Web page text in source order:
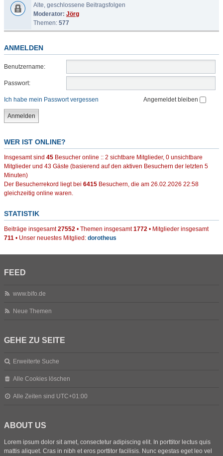
Alte, geschlossene Beitragsfolgen
Moderator: Jörg
Themen: 577
ANMELDEN
Benutzername:
Passwort:
Ich habe mein Passwort vergessen Angemeldet bleiben
WER IST ONLINE?
Insgesamt sind 45 Besucher online :: 2 sichtbare Mitglieder, 0 unsichtbare
Mitglieder und 43 Gäste (basierend auf den aktiven Besuchern der letzten 5
Minuten)
Der Besucherrekord liegt bei 6415 Besuchern, die am 26.02.2026 22:58
gleichzeitig online waren.
STATISTIK
Beiträge insgesamt27552 • Themen insgesamt1772 • Mitglieder insgesamt
711 • Unser neuestes Mitglied: dorotheus
FEED
www.bifo.de
Neue Themen
GEHE ZU SEITE
Erweiterte Suche
Alle Cookies löschen
Alle Zeiten sind UTC+01:00
ABOUT US
Lorem ipsum dolor sit amet, consectetur adipiscing elit. In porttitor lectus quis
mattis aliquet. Cras in nibh et eros porttitor facilisis. Nunc egestas eget leo vel